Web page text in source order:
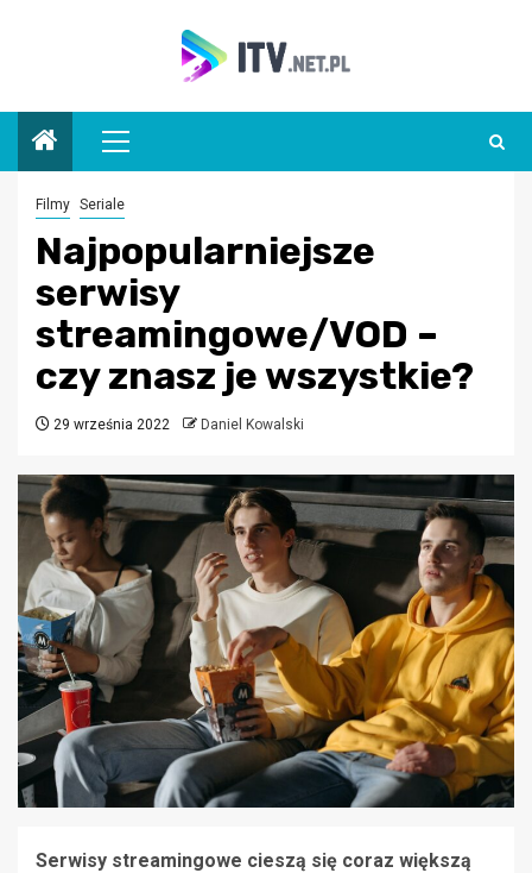
Menu
główne
Filmy Seriale
Najpopularniejsze
serwisy
streamingowe/VOD –
czy znasz je wszystkie?
29 września 2022 Daniel Kowalski
Serwisy streamingowe cieszą się coraz większą